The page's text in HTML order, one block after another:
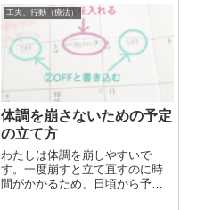
ても長いので、下の目次から気
になるところをどうぞ。目次そ
の1（このページ）イベントの概
要イベントスタ...
工夫、行動（療法）
体調を崩さないための予定
の立て方
わたしは体調を崩しやすいで
す。一度崩すと立て直すのに時
間がかかるため、日頃から予防